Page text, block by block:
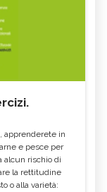
apprenderete in
e pesce per
alcun rischio di
la rettitudine
o alla varietà: